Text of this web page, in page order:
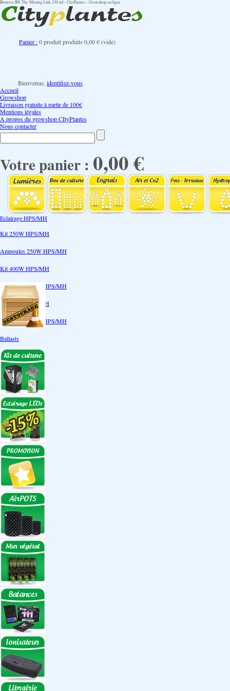
Bionova BN The Missing Link 250 ml - CityPlantes - Growshop en ligne
Panier :0produitproduits 0,00 €(vide)
Bienvenue, identifiez-vous
Accueil
Growshop
Livraison gratuite à partir de 100€
Mentions légales
A propos du growshop CItyPlantes
Nous contacter
Votre panier : 0,00 €
Eclairage HPS/MH
Kit 250W HPS/MH
Ampoules 250W HPS/MH
Kit 400W HPS/MH
Ampoules 400W HPS/MH
Kit 600W HPS/MH
Ampoules 600W HPS/MH
Ballasts
Réflecteurs
CoolTube
Accessoires
Eclairages LEDs
Eclairages ECO
Kits ECO
Ampoules ECO
Réflecteurs ECO
Réflecteurs
Accessoires
Box Discount
Box par marque
Hortibox
Homebox
Dark Room II
GrowLab
Box par taille
Box 40 cm
Box 60 cm
Box 80-90 cm
Box 120 cm